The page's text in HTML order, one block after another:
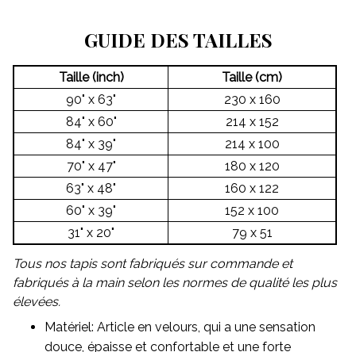
GUIDE DES TAILLES
Taille (inch)
Taille (cm)
90" x 63"
230 x 160
84" x 60"
214 x 152
84" x 39"
214 x 100
70" x 47"
180 x 120
63" x 48"
160 x 122
60" x 39"
152 x 100
31" x 20"
79 x 51
Tous nos tapis sont fabriqués sur commande et
fabriqués à la main selon les normes de qualité les plus
élevées.
Matériel: Article en velours, qui a une sensation
douce, épaisse et confortable et une forte